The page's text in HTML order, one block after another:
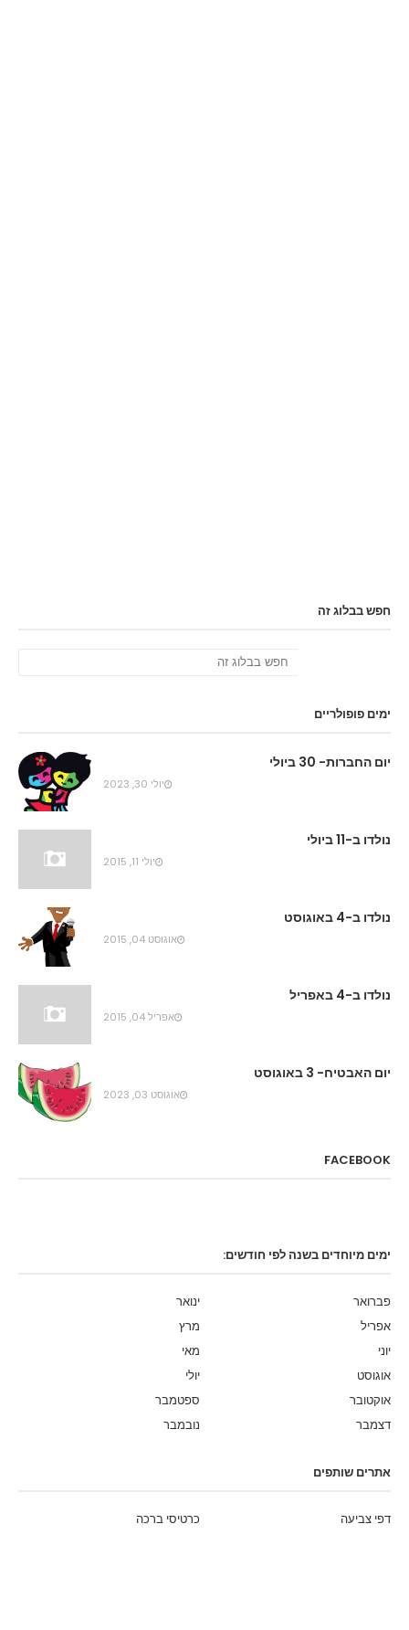
חפש בבלוג זה
ימים פופולריים
יום החברות- 30 ביולי
יולי 30, 2023
נולדו ב-11 ביולי
יולי 11, 2015
נולדו ב-4 באוגוסט
אוגוסט 04, 2015
נולדו ב-4 באפריל
אפריל 04, 2015
יום האבטיח- 3 באוגוסט
אוגוסט 03, 2023
FACEBOOK
ימים מיוחדים בשנה לפי חודשים:
ינואר
פברואר
מרץ
אפריל
מאי
יוני
יולי
אוגוסט
ספטמבר
אוקטובר
נובמבר
דצמבר
אתרים שותפים
כרטיסי ברכה דפי צביעה